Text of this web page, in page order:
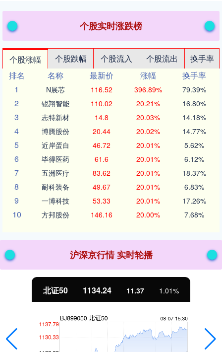
个股实时涨跌榜
个股涨幅 个股跌幅 个股流入 个股流出
换手率
排名
名称 最新价 涨幅
换手率
1
N展芯 116.52 396.89% 79.39%
2 锐翔智能 110.02 20.21% 16.80%
3 志特新材 14.8 20.03% 14.18%
4 博腾股份 20.44 20.02% 14.77%
5 近岸蛋白 46.72 20.01% 5.62%
6 毕得医药 61.6 20.01% 6.12%
7 五洲医疗 83.62 20.01% 18.37%
8 耐科装备 49.67 20.01% 6.83%
9 一博科技 53.33 20.01% 17.26%
10 方邦股份 146.16 20.00% 7.68%
沪深京行情 实时轮播
北证50 1134.24 11.37 1.01%